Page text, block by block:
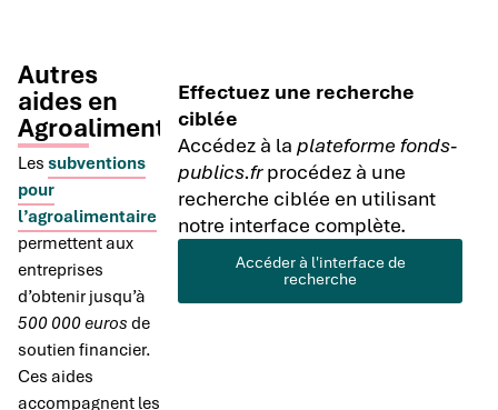
Autres
aides en
Agroalimentaire
Les subventions
pour
l’agroalimentaire
permettent aux
entreprises
d’obtenir jusqu’à
500 000 euros de
soutien financier.
Ces aides
accompagnent les
Effectuez une recherche
ciblée
Accédez à laplateforme fonds-
publics.frprocédez à une
recherche ciblée en utilisant
notre interface complète.
Accéder à l'interface de
recherche